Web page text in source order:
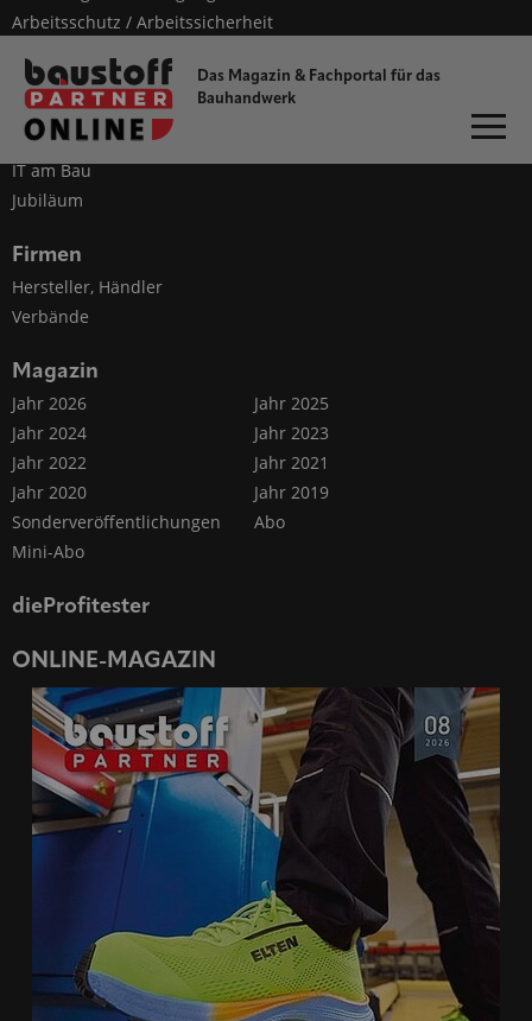
Das Magazin & Fachportal für das
Bauhandwerk
Arbeitsschutz / Arbeitssicherheit
Fassade
Außenanlagen
Rohbau
IT am Bau
Jubiläum
Firmen
Hersteller, Händler
Verbände
Magazin
Jahr 2026
Jahr 2025
Jahr 2024
Jahr 2023
Jahr 2022
Jahr 2021
Jahr 2020
Jahr 2019
Sonderveröffentlichungen
Abo
Mini-Abo
dieProfitester
ONLINE-MAGAZIN